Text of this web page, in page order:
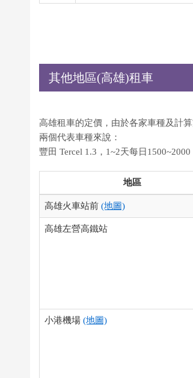
其他地區(高雄)租車
高雄租車的定價，由於各家車種及計
兩個代表車種來說：
豐田 Tercel 1.3，1~2天每日
地區
高雄火車站前 (地圖)
高雄左營高鐵站
小港機場 (地圖)